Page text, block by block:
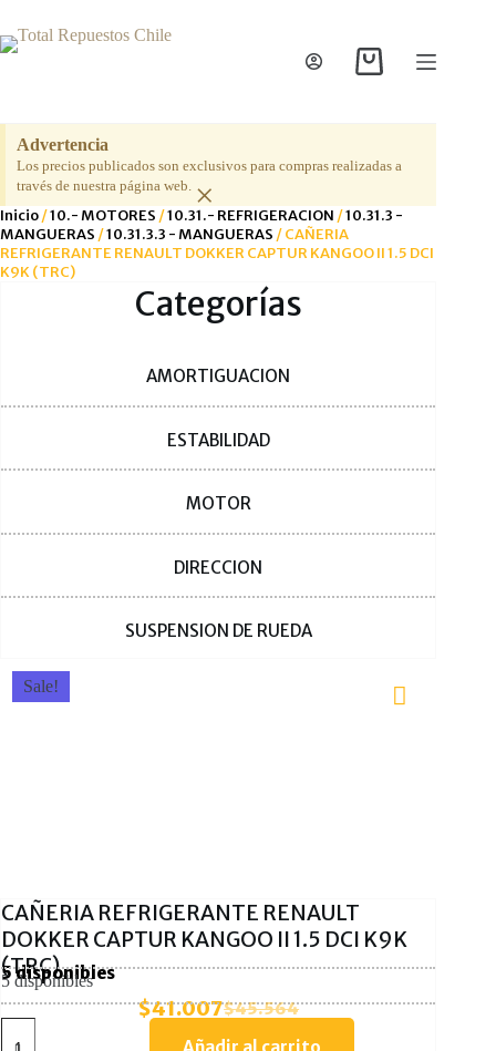
contenido
Carro
Advertencia
Los precios publicados son exclusivos para compras realizadas a
través de nuestra página web. ×
Inicio/10.- MOTORES /10.31.- REFRIGERACION /10.31.3 -
MANGUERAS /10.31.3.3 - MANGUERAS / CAÑERIA
REFRIGERANTE RENAULT DOKKER CAPTUR KANGOO II 1.5 DCI
K9K (TRC)
Categorías
AMORTIGUACION
ESTABILIDAD
MOTOR
DIRECCION
SUSPENSION DE RUEDA
Sale!
CAÑERIA REFRIGERANTE RENAULT
DOKKER CAPTUR KANGOO II 1.5 DCI K9K
(TRC)
$45.564
El
precio
$41.007El
precio
5 disponibles
5 disponibles
REFRIGERANTE
Añadir al carrito